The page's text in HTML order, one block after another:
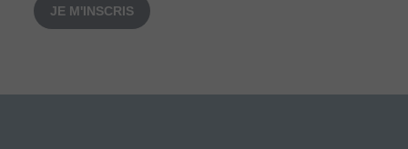
JE M'INSCRIS